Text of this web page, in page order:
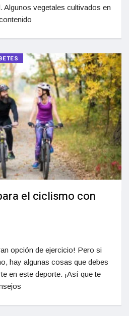
Algunos vegetales cultivados en
el ciclismo con
opción de ejercicio! Pero si
hay algunas cosas que debes
en este deporte. ¡Así que te